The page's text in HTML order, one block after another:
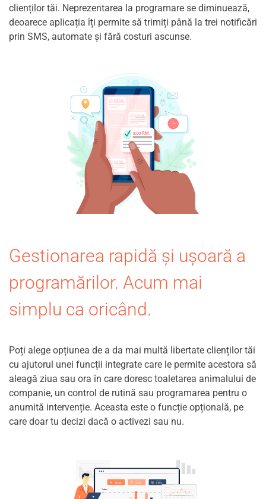
clienților tăi. Neprezentarea la programare se diminuează,
deoarece aplicația îți permite să trimiți până la trei notificări
prin SMS, automate și fără costuri ascunse.
Gestionarea rapidă și ușoară a
programărilor. Acum mai
simplu ca oricând.
Poți alege opțiunea de a da mai multă libertate clienților tăi
cu ajutorul unei funcții integrate care le permite acestora să
aleagă ziua sau ora în care doresc toaletarea animalului de
companie, un control de rutină sau programarea pentru o
anumită intervenție. Aceasta este o funcție opțională, pe
care doar tu decizi dacă o activezi sau nu.